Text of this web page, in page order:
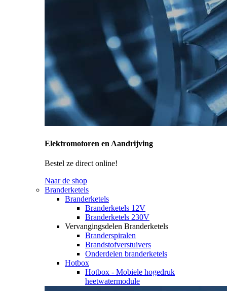
Elektromotoren en Aandrijving
Bestel ze direct online!
Naar de shop
Branderketels
Branderketels
Branderketels 12V
Branderketels 230V
Vervangingsdelen Branderketels
Branderspiralen
Brandstofverstuivers
Onderdelen branderketels
Hotbox
Hotbox - Mobiele hogedruk
heetwatermodule